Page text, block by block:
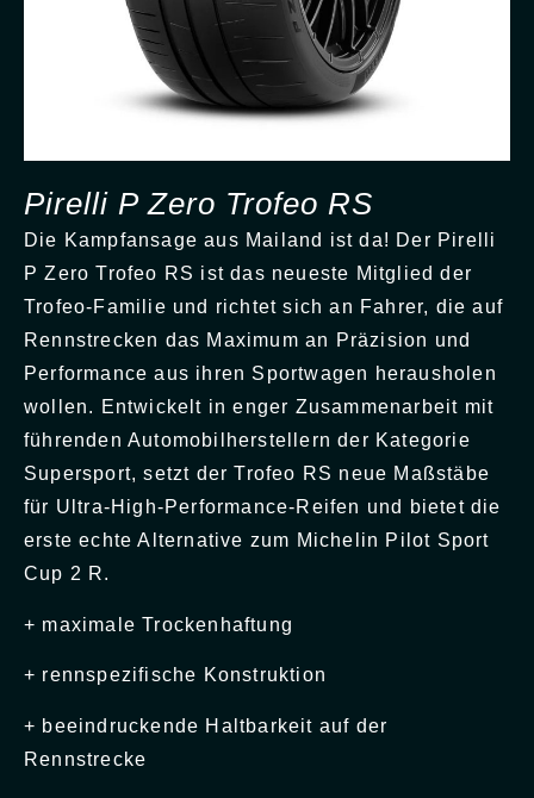
Pirelli P Zero Trofeo RS
Die Kampfansage aus Mailand ist da! Der Pirelli
P Zero Trofeo RS ist das neueste Mitglied der
Trofeo-Familie und richtet sich an Fahrer, die auf
Rennstrecken das Maximum an Präzision und
Performance aus ihren Sportwagen herausholen
wollen. Entwickelt in enger Zusammenarbeit mit
führenden Automobilherstellern der Kategorie
Supersport, setzt der Trofeo RS neue Maßstäbe
für Ultra-High-Performance-Reifen und bietet die
erste echte Alternative zum Michelin Pilot Sport
Cup 2 R.
+ maximale Trockenhaftung
+ rennspezifische Konstruktion
+ beeindruckende Haltbarkeit auf der
Rennstrecke